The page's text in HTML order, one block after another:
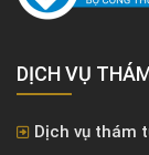
DỊCH VỤ
Dịch vụ thám